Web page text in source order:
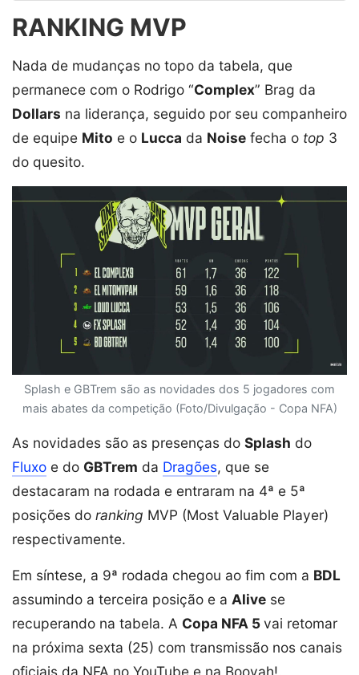
RANKING MVP
Nada de mudanças no topo da tabela, que
permanece com o Rodrigo “Complex” Brag da
Dollars na liderança, seguido por seu companheiro
de equipe Mito e o Lucca da Noise fecha o top 3
do quesito.
Splash e GBTrem são as novidades dos 5 jogadores com
mais abates da competição (Foto/Divulgação - Copa NFA)
As novidades são as presenças do Splash do
Fluxo e do GBTrem da Dragões, que se
destacaram na rodada e entraram na 4ª e 5ª
posições do ranking MVP (Most Valuable Player)
respectivamente.
Em síntese, a 9ª rodada chegou ao fim com a BDL
assumindo a terceira posição e a Alive se
recuperando na tabela. A Copa NFA 5vai retomar
na próxima sexta (25) com transmissão nos canais
oficiais da NFA no YouTube e na Booyah!.